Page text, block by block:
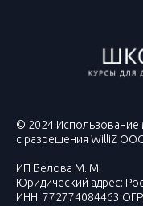
© 2024 Использование
с разрешения WilliZ
ИП Белова М. М.
Юридический адрес:
ИНН: 772774084463